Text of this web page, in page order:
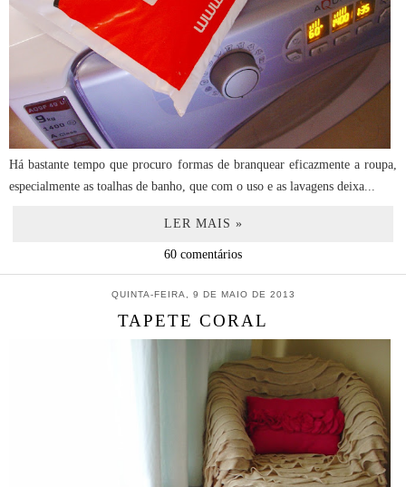
Há bastante tempo que procuro formas de branquear eficazmente a roupa,
especialmente as toalhas de banho, que com o uso e as lavagens deixa...
LER MAIS »
60 comentários
QUINTA-FEIRA, 9 DE MAIO DE 2013
TAPETE CORAL